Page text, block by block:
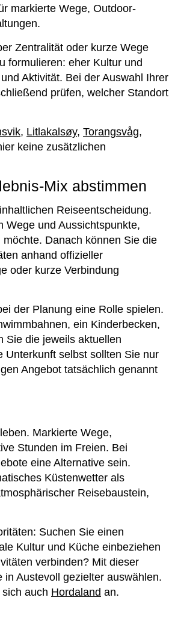
markierte Wege, Outdoor-
Zentralität oder kurze Wege
formulieren: eher Kultur und
Aktivität. Bei der Auswahl Ihrer
prüfen, welcher Standort
, Litlakalsøy, Torangsvåg,
keine zusätzlichen
Mix abstimmen
Reiseentscheidung.
Wege und Aussichtspunkte,
Danach können Sie die
anhand offizieller
oder kurze Verbindung
der Planung eine Rolle spielen.
ein Kinderbecken,
Sie die jeweils aktuellen
Unterkunft selbst sollten Sie nur
Angebot tatsächlich genannt
Markierte Wege,
Stunden im Freien. Bei
eine Alternative sein.
Küstenwetter als
Reisebaustein,
Suchen Sie einen
Kultur und Küche einbeziehen
verbinden? Mit dieser
Austevoll gezielter auswählen.
auch Hordaland an.